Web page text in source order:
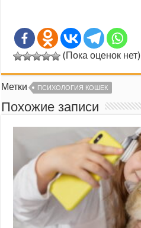
(Пока оценок нет)
Метки ПСИХОЛОГИЯ КОШЕК
Похожие записи